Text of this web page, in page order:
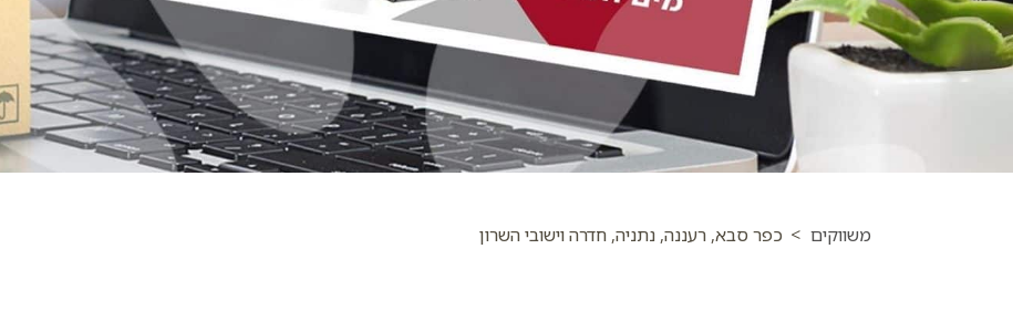
משווקים > כפר סבא, רעננה, נתניה, חדרה וישובי השרון